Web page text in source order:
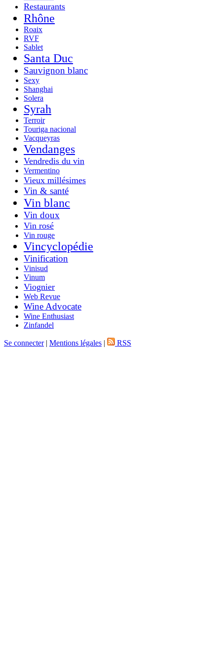
Restaurants
Rhône
Roaix
RVF
Sablet
Santa Duc
Sauvignon blanc
Sexy
Shanghai
Solera
Syrah
Terroir
Touriga nacional
Vacqueyras
Vendanges
Vendredis du vin
Vermentino
Vieux millésimes
Vin & santé
Vin blanc
Vin doux
Vin rosé
Vin rouge
Vincyclopédie
Vinification
Vinisud
Vinum
Viognier
Web Revue
Wine Advocate
Wine Enthusiast
Zinfandel
Se connecter| Mentions légales | RSS